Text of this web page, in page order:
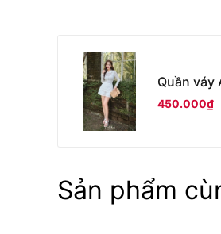
Quần váy
450.000₫
Sản phẩm